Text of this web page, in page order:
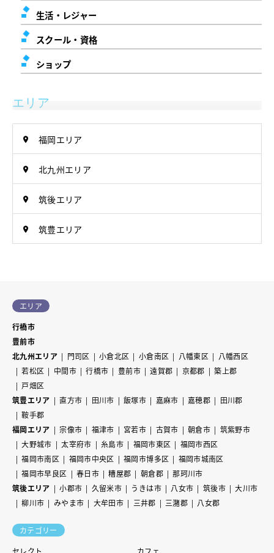
生活・レジャー
スクール・資格
ショップ
エリア
福岡エリア
北九州エリア
筑後エリア
筑豊エリア
エリア
行橋市
豊前市
北九州エリア
門司区 小倉北区 小倉南区 八幡東区
八幡西区
若松区
中間市 行橋市 豊前市 遠賀郡 京都郡
築上郡
戸畑区
筑豊エリア
直方市 田川市 飯塚市 嘉麻市 嘉穂郡
田川郡
鞍手郡
福岡エリア
宗像市 福津市 宮若市 古賀市 朝倉市
筑紫野市
大野城市
太宰府市 糸島市 福岡市東区
福岡市西区
福岡市南区
福岡市中央区 福岡市博多区
福岡市城南区
福岡市早良区
春日市 糟屋郡 朝倉郡
那珂川市
筑後エリア
小郡市 久留米市 うきは市 八女市 筑後市
大川市
柳川市
みやま市 大牟田市 三井郡 三潴郡 八女郡
カテゴリー
セレクト
カフェ